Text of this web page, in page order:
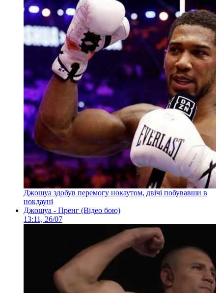
Джошуа здобув перемогу нокаутом, двічі побувавши в
нокдауні
Джошуа - Пренг (Відео бою)
13:11, 26/07